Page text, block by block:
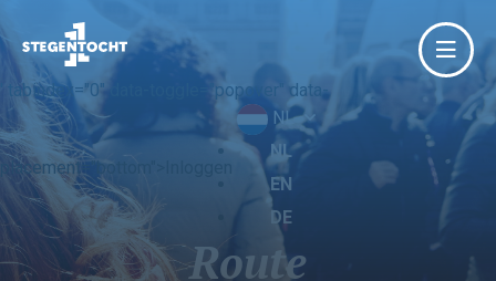
' tabindex="0" data-toggle="popover" data-
placement="bottom">Inloggen
NL
NL
EN
DE
Route